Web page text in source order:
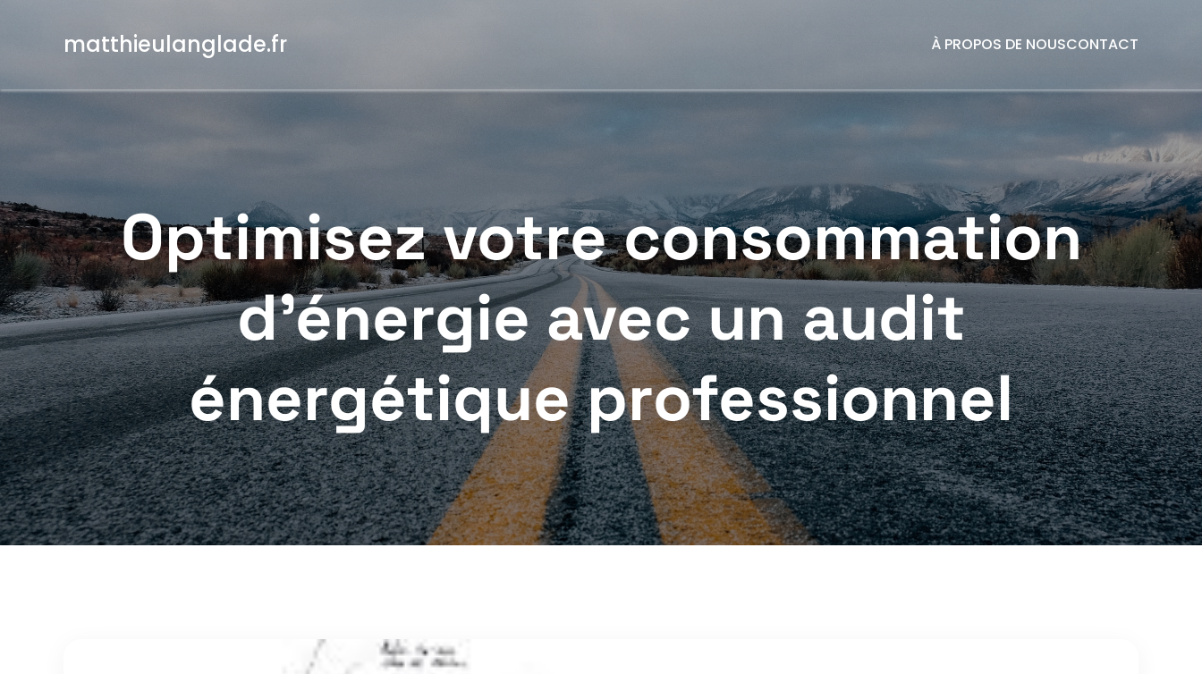
matthieulanglade.fr À PROPOS DE NOUSCONTACT
Optimisez votre consommation
d’énergie avec un audit
énergétique professionnel